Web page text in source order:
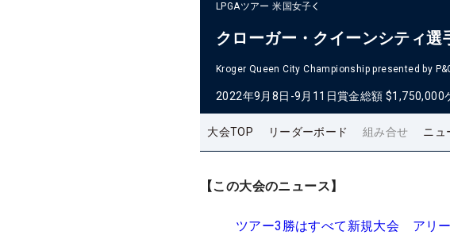
LPGAツアー 米国女子
クローガー・クイーンシティ選
Kroger Queen City Championship presented by
2022年9月8日-9月11日賞金総額 $1,750,000
大会TOP リーダーボード 組み合せ ニュ
【この大会のニュース】
ツアー3勝はすべて新規大会 アリ